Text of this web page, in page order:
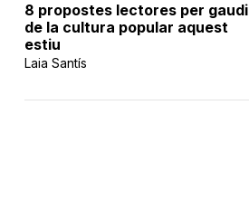
8 propostes lectores per
de la cultura popular aquest
estiu
Laia Santís